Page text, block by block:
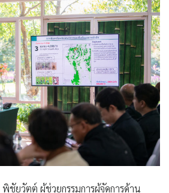
ชัยวัตต์ ผู้ช่วยกรรมการผู้จัดการด้าน